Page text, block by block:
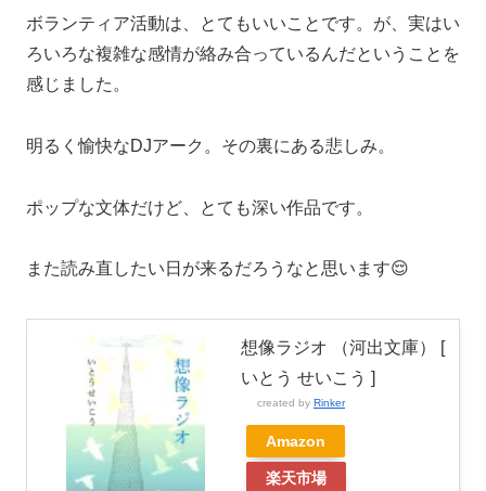
ボランティア活動は、とてもいいことです。が、実はい
ろいろな複雑な感情が絡み合っているんだということを
感じました。
明るく愉快なDJアーク。その裏にある悲しみ。
ポップな文体だけど、とても深い作品です。
また読み直したい日が来るだろうなと思います😌
想像ラジオ （河出文庫） [
いとう せいこう ]
created by Rinker
Amazon
楽天市場